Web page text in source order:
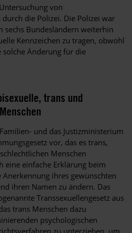
von
die Polizei. Die Polizei war
sechs Bundesländern weiterhin
Kennzeichen zu tragen, obwohl
Änderung für die
trans und
und das Justizministerium
vor, das es trans,
Menschen
eine einfache Erklärung beim
ihres gewünschten
ihren Namen zu ändern. Das
Transsexuellengesetz aus
trans Menschen dazu
psychologischen
zu unterziehen, um